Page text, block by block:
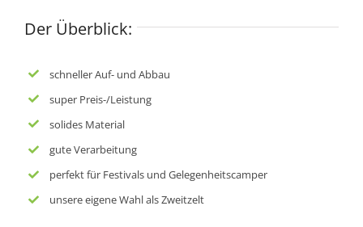
Der Überblick:
schneller Auf- und Abbau
super Preis-/Leistung
solides Material
gute Verarbeitung
perfekt für Festivals und Gelegenheitscamper
unsere eigene Wahl als Zweitzelt